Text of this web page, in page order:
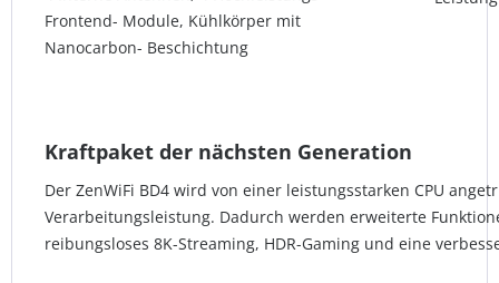
Frontend- Module, Kühlkörper mit
Nanocarbon- Beschichtung
Kraftpaket der nächsten Generation
Der ZenWiFi BD4 wird von einer leistungsstarken CPU
Verarbeitungsleistung. Dadurch werden erweiterte
reibungsloses 8K-Streaming, HDR-Gaming und eine